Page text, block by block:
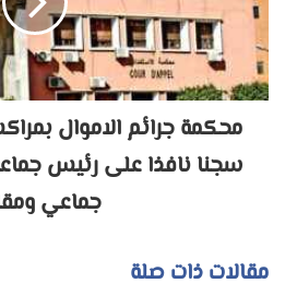
محكمة جرائم الاموال
سجنا نافذا على رئيس
جماعي
مقالات ذات صلة